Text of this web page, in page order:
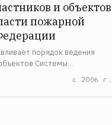
и объектов
пожарной
порядок ведения
Системы
в Российскойс 2006 г.